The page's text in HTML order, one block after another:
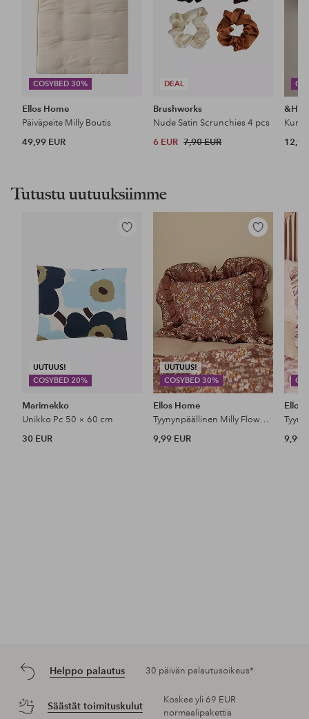
COSYBED 30%
Ellos Home
Päiväpeite Milly Boutis
49,99 EUR
DEAL
Brushworks
Nude Satin Scrunchies 4 pcs
6 EUR 7,90 EUR 12,99
Tutustu uutuuksiimme
UUTUUS!
COSYBED 20%
Lisää
Marimekko
Unikko Pc 50 × 60 cm
30 EUR
UUTUUS!
COSYBED 30%
Lisää
Ellos Home
Tyynynpäällinen Milly Flower pesty puuvilla
9,99 EUR
Ellos
9,99
Helppo palautus 30 päivän palautusoikeus*
Säästät toimituskulut
Koskee yli 69 EUR
normaalipakettia